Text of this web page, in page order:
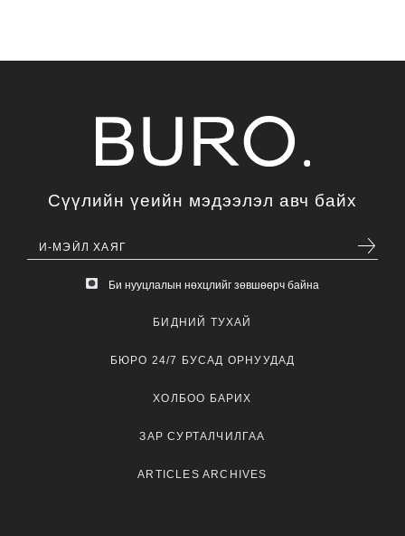
Сүүлийн үеийн мэдээлэл авч байх
Би нууцлалын нөхцлийг зөвшөөрч байна
БИДНИЙ ТУХАЙ
БЮРО 24/7 БУСАД ОРНУУДАД
ХОЛБОО БАРИХ
ЗАР СУРТАЛЧИЛГАА
ARTICLES ARCHIVES